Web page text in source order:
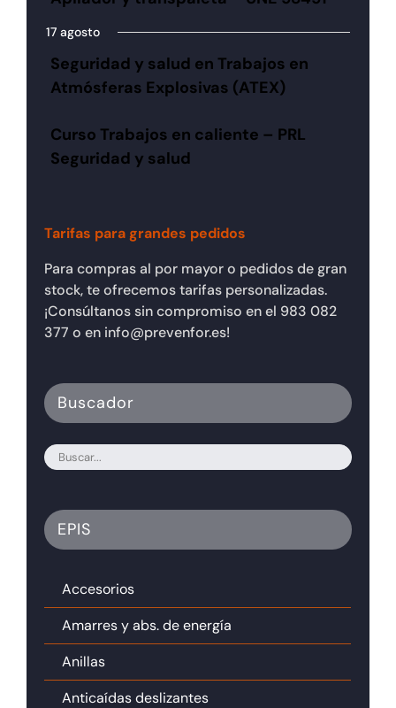
17 agosto
Seguridad y salud en Trabajos en
Atmósferas Explosivas (ATEX)
Curso Trabajos en caliente – PRL
Seguridad y salud
Tarifas para grandes pedidos
Para compras al por mayor o pedidos de gran
stock, te ofrecemos tarifas personalizadas.
¡Consúltanos sin compromiso en el 983 082
377 o en info@prevenfor.es!
Buscador
EPIS
Accesorios
Amarres y abs. de energía
Anillas
Anticaídas deslizantes